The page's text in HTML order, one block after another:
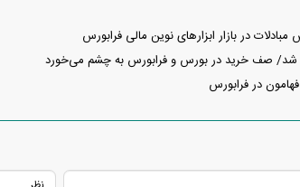
در بازار ابزارهای نوین مالی فرابورس
شد/ صف خرید در بورس و فرابورس به چشم می‌خورد
در فرابورس